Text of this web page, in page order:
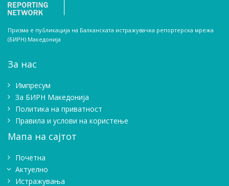
Призма е публикација на Балканската истражувачка репортерска мрежа
(БИРН) Македонија
За нас
Импресум
Зa БИРН Македонија
Политика на приватност
Правила и услови на користење
Мапа на сајтот
Почетна
Актуелно
Истражувањa